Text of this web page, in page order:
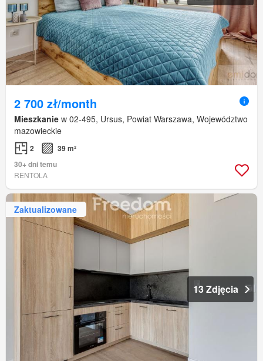
2 700 zł/month
Mieszkanie w 02-495, Ursus, Powiat Warszawa, Województwo
mazowieckie
2
39 m²
30+ dni temu
RENTOLA
Zaktualizowane
13 Zdjęcia